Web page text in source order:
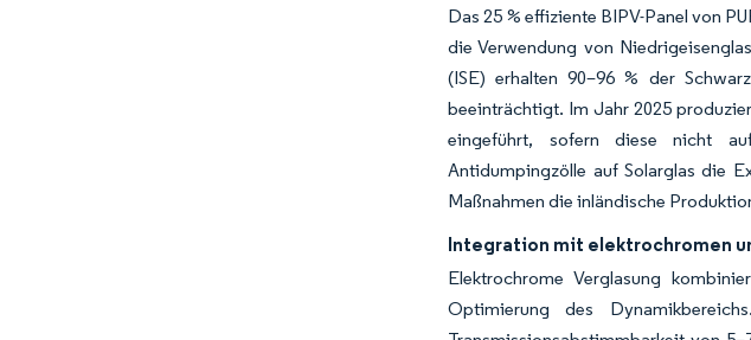
Das 25 % effiziente BIPV-Panel von
die Verwendung von
(ISE) erhalten 90–96 % der
beeinträchtigt. Im Jahr 2025
eingeführt, sofern diese nicht auf
Antidumpingzölle auf Solarglas die
Maßnahmen die inländische
Integration mit elektrochromen
Elektrochrome Verglasung
Optimierung des